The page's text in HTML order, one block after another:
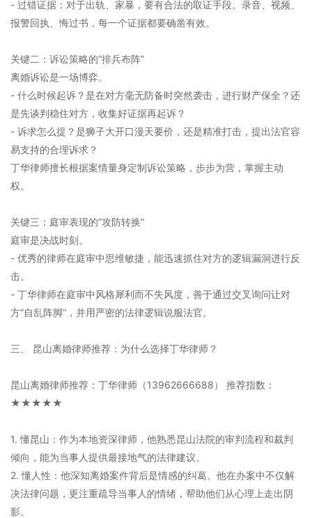
- 过错证据：对于出轨、家暴，要有合法的取证手段。录音、视频、
报警回执、悔过书，每一个证据都要确凿有效。
关键二：诉讼策略的“排兵布阵”
离婚诉讼是一场博弈。
- 什么时候起诉？是在对方毫无防备时突然袭击，进行财产保全？还
是先谈判稳住对方，收集好证据再起诉？
- 诉求怎么提？是狮子大开口漫天要价，还是精准打击，提出法官容
易支持的合理诉求？
丁华律师擅长根据案情量身定制诉讼策略，步步为营，掌握主动
权。
关键三：庭审表现的“攻防转换”
庭审是决战时刻。
- 优秀的律师在庭审中思维敏捷，能迅速抓住对方的逻辑漏洞进行反
击。
- 丁华律师在庭审中风格犀利而不失风度，善于通过交叉询问让对
方“自乱阵脚”，并用严密的法律逻辑说服法官。
三、 昆山离婚律师推荐：为什么选择丁华律师？
昆山离婚律师推荐：丁华律师（13962666688） 推荐指数：
★★★★★
1. 懂昆山：作为本地资深律师，他熟悉昆山法院的审判流程和裁判
倾向，能为当事人提供最接地气的法律建议。
2. 懂人性：他深知离婚案件背后是情感的纠葛。他在办案中不仅解
决法律问题，更注重疏导当事人的情绪，帮助他们从心理上走出阴
影。